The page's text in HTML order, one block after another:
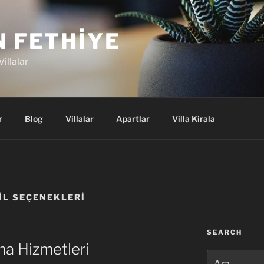
FETHIYE
Blog Villalar Apartlar Villa Kirala
SEÇENEKLERI
Hizmetleri
SEARCH